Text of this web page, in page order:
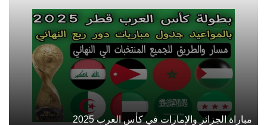
مباراة الجزائر والإمارات في كأس العرب 2025